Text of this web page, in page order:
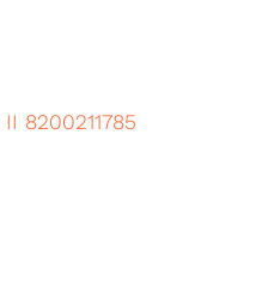
8200211785